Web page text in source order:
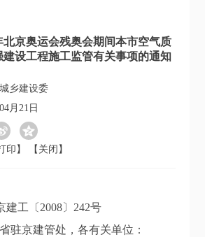
北京奥运会残奥会期间本市空气质
设工程施工监管有关事项的通知
乡建设委
月21日
印】 【关闭】
建工〔2008〕242号
驻京建管处，各有关单位：